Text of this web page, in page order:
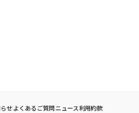
せよくあるご質問ニュース利用約款